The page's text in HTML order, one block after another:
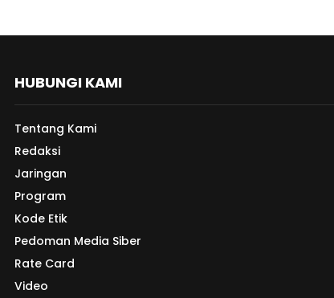
HUBUNGI KAMI
Tentang Kami
Redaksi
Jaringan
Program
Kode Etik
Pedoman Media Siber
Rate Card
Video